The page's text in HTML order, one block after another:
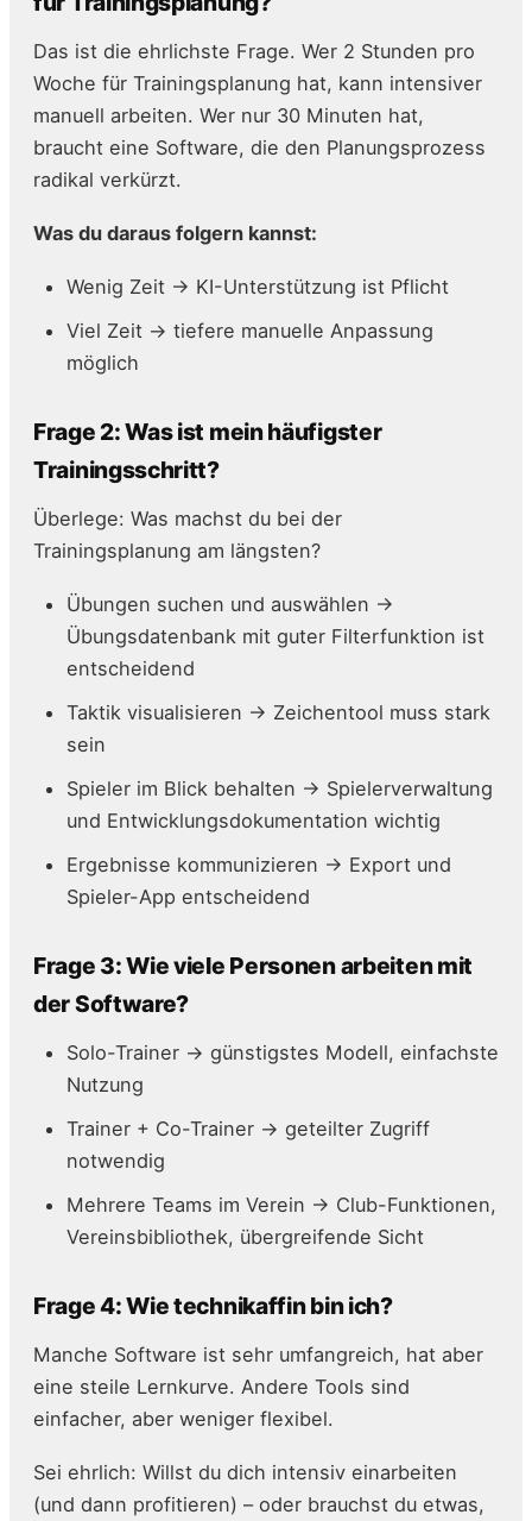
Das ist die ehrlichste Frage. Wer 2 Stunden pro
Woche für Trainingsplanung hat, kann intensiver
manuell arbeiten. Wer nur 30 Minuten hat,
braucht eine Software, die den Planungsprozess
radikal verkürzt.
Was du daraus folgern kannst:
Wenig Zeit → KI-Unterstützung ist Pflicht
Viel Zeit → tiefere manuelle Anpassung
möglich
Frage 2: Was ist mein häufigster
Trainingsschritt?
Überlege: Was machst du bei der
Trainingsplanung am längsten?
Übungen suchen und auswählen →
Übungsdatenbank mit guter Filterfunktion ist
entscheidend
Taktik visualisieren → Zeichentool muss stark
sein
Spieler im Blick behalten → Spielerverwaltung
und Entwicklungsdokumentation wichtig
Ergebnisse kommunizieren → Export und
Spieler-App entscheidend
Frage 3: Wie viele Personen arbeiten mit
der Software?
Solo-Trainer → günstigstes Modell, einfachste
Nutzung
Trainer + Co-Trainer → geteilter Zugriff
notwendig
Mehrere Teams im Verein → Club-Funktionen,
Vereinsbibliothek, übergreifende Sicht
Frage 4: Wie technikaffin bin ich?
Manche Software ist sehr umfangreich, hat aber
eine steile Lernkurve. Andere Tools sind
einfacher, aber weniger flexibel.
Sei ehrlich: Willst du dich intensiv einarbeiten
(und dann profitieren) – oder brauchst du etwas,